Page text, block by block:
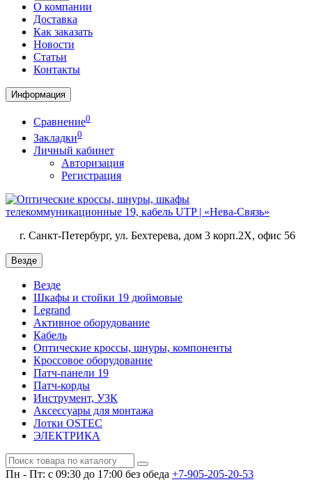
О компании
Доставка
Как заказать
Новости
Статьи
Контакты
Информация
Сравнение0
Закладки0
Личный кабинет
Авторизация
Регистрация
г. Санкт-Петербург, ул. Бехтерева, дом 3 корп.2X, офис 56
Везде
Везде
Шкафы и стойки 19 дюймовые
Legrand
Активное оборудование
Кабель
Оптические кроссы, шнуры, компоненты
Кроссовое оборудование
Патч-панели 19
Патч-корды
Инструмент, УЗК
Аксессуары для монтажа
Лотки OSTEC
ЭЛЕКТРИКА
Пн - Пт: с 09:30 до 17:00 без обеда +7-905-205-20-53